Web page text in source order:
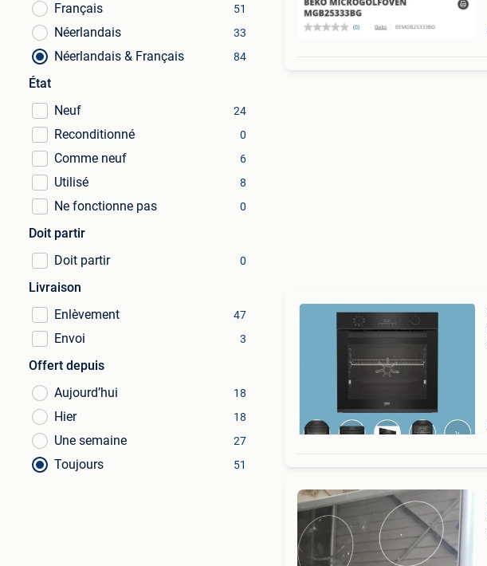
Français
51
Néerlandais 33
Néerlandais & Français 84
État
Neuf
24
Reconditionné 0
Comme neuf 6
Utilisé 8
Ne fonctionne pas 0
Doit partir
Doit partir
0
Livraison
Enlèvement
47
Envoi 3
Offert depuis
Aujourd’hui
18
Hier 18
Une semaine 27
Toujours 51